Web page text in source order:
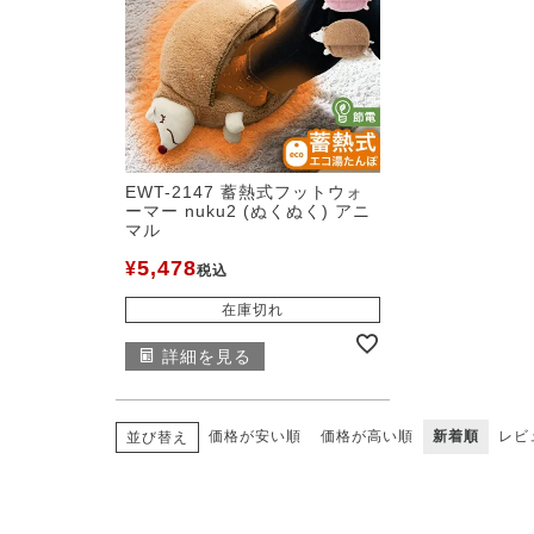
EWT-2147 蓄熱式フットウォ
ーマー nuku2 (ぬくぬく) アニ
マル
¥5,478税込
在庫切れ
詳細を見る
並び替え 価格が安い順 価格が高い順 新着順 レビ